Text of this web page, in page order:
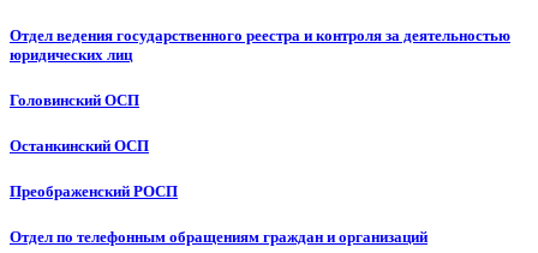
Отдел ведения государственного реестра и контроля за деятельностью
юридических лиц
Головинский ОСП
Останкинский ОСП
Преображенский РОСП
Отдел по телефонным обращениям граждан и организаций